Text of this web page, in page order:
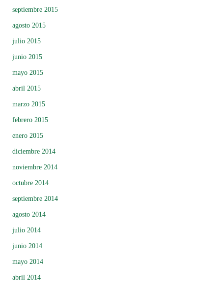
septiembre 2015
agosto 2015
julio 2015
junio 2015
mayo 2015
abril 2015
marzo 2015
febrero 2015
enero 2015
diciembre 2014
noviembre 2014
octubre 2014
septiembre 2014
agosto 2014
julio 2014
junio 2014
mayo 2014
abril 2014